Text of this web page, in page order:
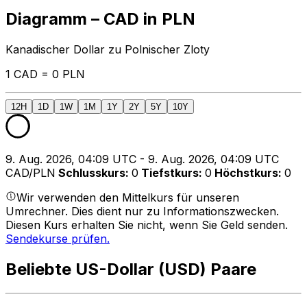
Diagramm – CAD in PLN
Kanadischer Dollar zu Polnischer Zloty
1 CAD = 0 PLN
12H 1D 1W 1M 1Y 2Y 5Y 10Y
9. Aug. 2026, 04:09 UTC - 9. Aug. 2026, 04:09 UTC
CAD/PLN Schlusskurs: 0 Tiefstkurs: 0 Höchstkurs: 0
Wir verwenden den Mittelkurs für unseren
Umrechner. Dies dient nur zu Informationszwecken.
Diesen Kurs erhalten Sie nicht, wenn Sie Geld senden.
Sendekurse prüfen.
Beliebte US-Dollar (USD) Paare